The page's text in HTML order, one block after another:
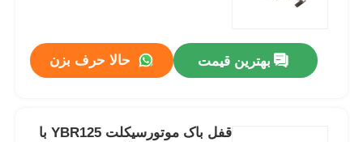
بهترین قیمت حالا حرف بزن
قفل باک موتورسیکلت YBR125 با